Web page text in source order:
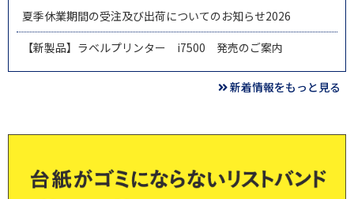
夏季休業期間の受注及び出荷についてのお知らせ2026
【新製品】ラベルプリンター i7500 発売のご案内
新着情報をもっと見る